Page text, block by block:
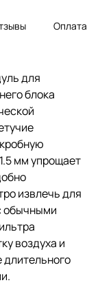
Оплата
для
блока
мм упрощает
извлечь для
обычными
воздуха и